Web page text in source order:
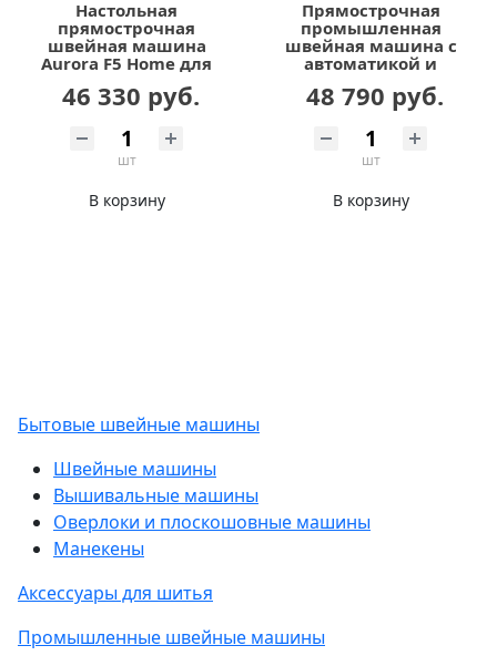
Настольная
прямострочная
швейная машина
Aurora F5 Home для
легких и средних
тканей с
позиционером иглы
46 330 руб.
шт
В корзину
Прямострочная
промышленная
швейная машина с
автоматикой и
увеличенным
челноком Aurora H5-B
48 790 руб.
шт
В корзину
Бытовые швейные машины
Швейные машины
Вышивальные машины
Оверлоки и плоскошовные машины
Манекены
Аксессуары для шитья
Промышленные швейные машины